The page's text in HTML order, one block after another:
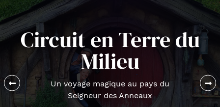
Circuit en Terre du
Milieu
Un voyage magique au pays du
Seigneur des Anneaux